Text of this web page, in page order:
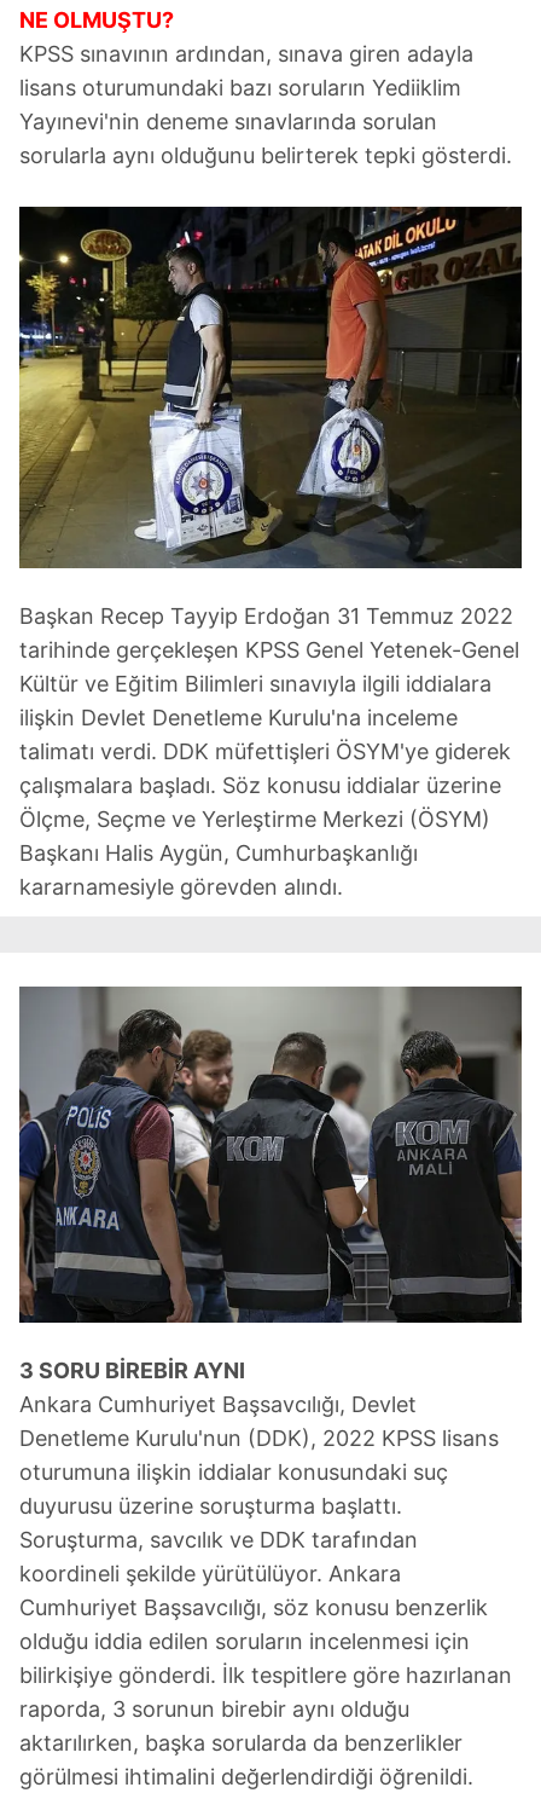
NE OLMUŞTU?
KPSS sınavının ardından, sınava giren adayla
lisans oturumundaki bazı soruların Yediiklim
Yayınevi'nin deneme sınavlarında sorulan
sorularla aynı olduğunu belirterek tepki gösterdi.
Başkan Recep Tayyip Erdoğan 31 Temmuz 2022
tarihinde gerçekleşen KPSS Genel Yetenek-Genel
Kültür ve Eğitim Bilimleri sınavıyla ilgili iddialara
ilişkin Devlet Denetleme Kurulu'na inceleme
talimatı verdi. DDK müfettişleri ÖSYM'ye giderek
çalışmalara başladı. Söz konusu iddialar üzerine
Ölçme, Seçme ve Yerleştirme Merkezi (ÖSYM)
Başkanı Halis Aygün, Cumhurbaşkanlığı
kararnamesiyle görevden alındı.
3 SORU BİREBİR AYNI
Ankara Cumhuriyet Başsavcılığı, Devlet
Denetleme Kurulu'nun (DDK), 2022 KPSS lisans
oturumuna ilişkin iddialar konusundaki suç
duyurusu üzerine soruşturma başlattı.
Soruşturma, savcılık ve DDK tarafından
koordineli şekilde yürütülüyor. Ankara
Cumhuriyet Başsavcılığı, söz konusu benzerlik
olduğu iddia edilen soruların incelenmesi için
bilirkişiye gönderdi. İlk tespitlere göre hazırlanan
raporda, 3 sorunun birebir aynı olduğu
aktarılırken, başka sorularda da benzerlikler
görülmesi ihtimalini değerlendirdiği öğrenildi.